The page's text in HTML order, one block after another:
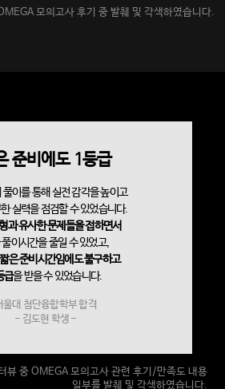
모의고사 후기 중 발췌 및 각색하였습니다.
준비에도 1등급
풀이를 통해 실전 감각을 높이고
실력을 점검할 수 있었습니다.
과 유사한 문제들을 접하면서
풀이시간을 줄일 수 있었고,
은 준비시간임에도 불구하고
급을 받을 수 있었습니다.
울대 첨단융합학부 합격
- 김도현 학생 -
중 OMEGA 모의고사 관련 후기/만족도 내용
일부를 발췌 및 각색하였습니다.